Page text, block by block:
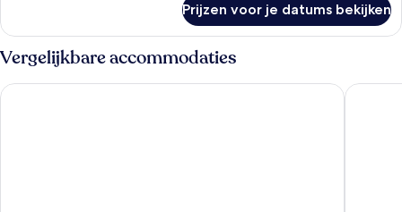
Prijzen voor je datums bekijken
Vergelijkbare accommodaties
Valamar Amicor Resort Amfora